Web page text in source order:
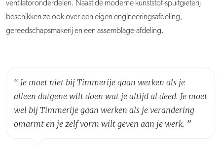
ventilatoronderdelen. Naast de moderne kunststof-spuitgieterij
beschikken ze ook over een eigen engineeringsafdeling,
gereedschapsmakerij en een assemblage-afdeling.
“ Je moet niet bij Timmerije gaan werken als je
alleen datgene wilt doen wat je altijd al deed. Je moet
wel bij Timmerije gaan werken als je verandering
omarmt en je zelf vorm wilt geven aan je werk. ”